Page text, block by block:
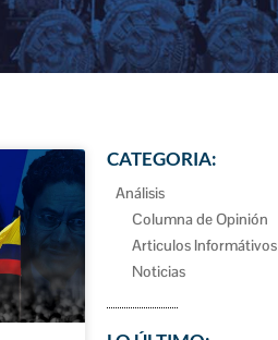
CATEGORIA:
Análisis
Columna de Opinión
Articulos Informátivos
Noticias